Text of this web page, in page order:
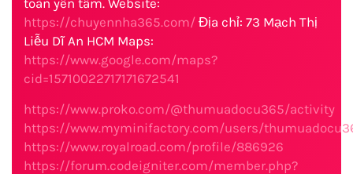
toàn yên tâm. Website:
https://chuyennha365.com/ Địa chỉ: 73 Mạch Thị
Liễu Dĩ An HCM Maps:
https://www.google.com/maps?
cid=15710022717171672541
https://www.proko.com/@thumuadocu365/activity
https://www.myminifactory.com/users/
https://www.royalroad.com/profile/886926
https://forum.codeigniter.com/member.php?